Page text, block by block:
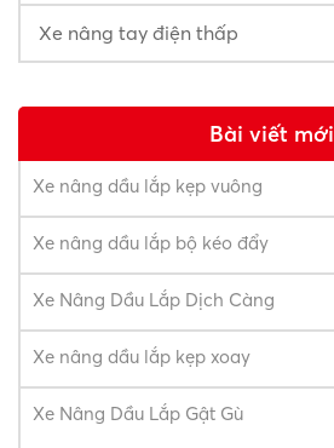
Xe nâng tay điện thấp
Bài viết mới
Xe nâng dầu lắp kẹp vuông
Xe nâng dầu lắp bộ kéo đẩy
Xe Nâng Dầu Lắp Dịch Càng
Xe nâng dầu lắp kẹp xoay
Xe Nâng Dầu Lắp Gật Gù